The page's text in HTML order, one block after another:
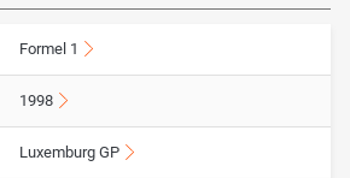
Formel 1
1998
Luxemburg GP